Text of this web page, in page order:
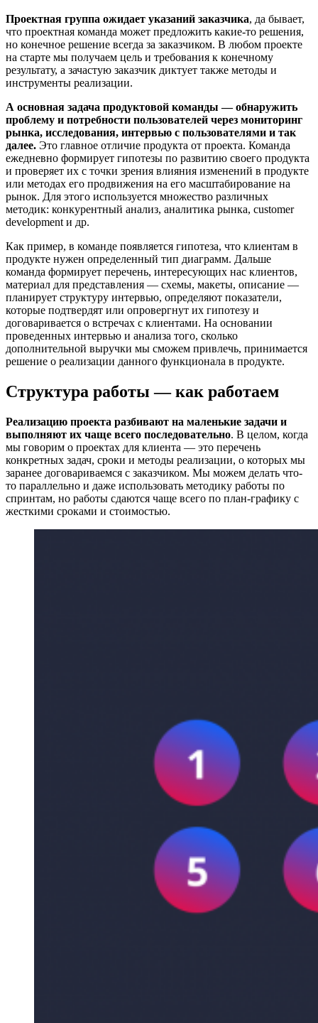
Проектная группа ожидает указаний заказчика, да бывает,
что проектная команда может предложить какие-то решения,
но конечное решение всегда за заказчиком. В любом проекте
на старте мы получаем цель и требования к конечному
результату, а зачастую заказчик диктует также методы и
инструменты реализации.
А основная задача продуктовой команды — обнаружить
проблему и потребности пользователей через мониторинг
рынка, исследования, интервью с пользователями и так
далее. Это главное отличие продукта от проекта. Команда
ежедневно формирует гипотезы по развитию своего продукта
и проверяет их с точки зрения влияния изменений в продукте
или методах его продвижения на его масштабирование на
рынок. Для этого используется множество различных
методик: конкурентный анализ, аналитика рынка, customer
development и др.
Как пример, в команде появляется гипотеза, что клиентам в
продукте нужен определенный тип диаграмм. Дальше
команда формирует перечень, интересующих нас клиентов,
материал для представления — схемы, макеты, описание —
планирует структуру интервью, определяют показатели,
которые подтвердят или опровергнут их гипотезу и
договаривается о встречах с клиентами. На основании
проведенных интервью и анализа того, сколько
дополнительной выручки мы сможем привлечь, принимается
решение о реализации данного функционала в продукте.
Структура работы — как работаем
Реализацию проекта разбивают на маленькие задачи и
выполняют их чаще всего последовательно. В целом, когда
мы говорим о проектах для клиента — это перечень
конкретных задач, сроки и методы реализации, о которых мы
заранее договариваемся с заказчиком. Мы можем делать что-
то параллельно и даже использовать методику работы по
спринтам, но работы сдаются чаще всего по план-графику с
жесткими сроками и стоимостью.